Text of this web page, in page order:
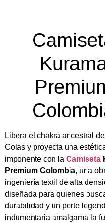
Libera el chakra ancestral
Colas y proyecta una
imponente con la Camiseta
Premium Colombia, una
ingeniería textil de alta
diseñada para quienes
durabilidad y un porte
indumentaria amalgama la